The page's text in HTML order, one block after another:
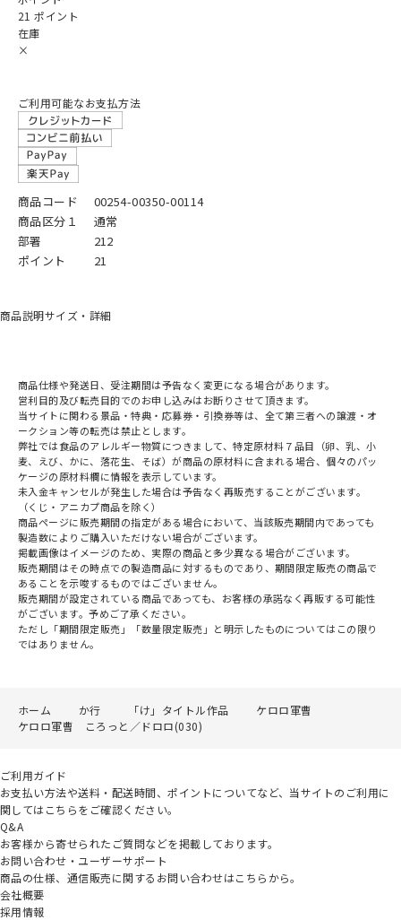
21 ポイント
在庫
×
ご利用可能なお支払方法
商品コード
00254-00350-00114
商品区分１
通常
部署
212
ポイント
21
商品説明サイズ・詳細
商品仕様や発送日、受注期間は予告なく変更になる場合があります。
営利目的及び転売目的でのお申し込みはお断りさせて頂きます。
当サイトに関わる景品・特典・応募券・引換券等は、全て第三者への譲渡・オ
ークション等の転売は禁止とします。
弊社では食品のアレルギー物質につきまして、特定原材料７品目（卵、乳、小
麦、えび、かに、落花生、そば）が商品の原材料に含まれる場合、個々のパッ
ケージの原材料欄に情報を表示しています。
未入金キャンセルが発生した場合は予告なく再販売することがございます。
（くじ・アニカプ商品を除く）
商品ページに販売期間の指定がある場合において、当該販売期間内であっても
製造数によりご購入いただけない場合がございます。
掲載画像はイメージのため、実際の商品と多少異なる場合がございます。
販売期間はその時点での製造商品に対するものであり、期間限定販売の商品で
あることを示唆するものではございません。
販売期間が設定されている商品であっても、お客様の承諾なく再販する可能性
がございます。予めご了承ください。
ただし「期間限定販売」「数量限定販売」と明示したものについてはこの限り
ではありません。
ホーム か行 「け」タイトル作品
ケロロ軍曹
ケロロ軍曹 ころっと／ドロロ(030)
ご利用ガイド
お支払い方法や送料・配送時間、ポイントについてなど、当サイトのご利用に
関してはこちらをご確認ください。
Q&A
お客様から寄せられたご質問などを掲載しております。
お問い合わせ・ユーザーサポート
商品の仕様、通信販売に関するお問い合わせはこちらから。
会社概要
採用情報